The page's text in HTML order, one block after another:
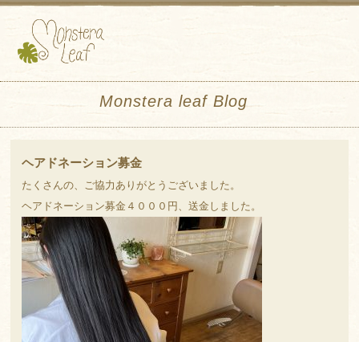
Monstera leaf Blog
ヘアドネーション募金
たくさんの、ご協力ありがとうございました。
ヘアドネーション募金４０００円、送金しました。